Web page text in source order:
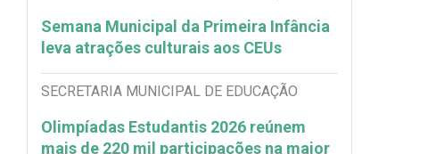
Semana Municipal da Primeira Infância
leva atrações culturais aos CEUs
SECRETARIA MUNICIPAL DE EDUCAÇÃO
Olimpíadas Estudantis 2026 reúnem
mais de 220 mil participações na maior